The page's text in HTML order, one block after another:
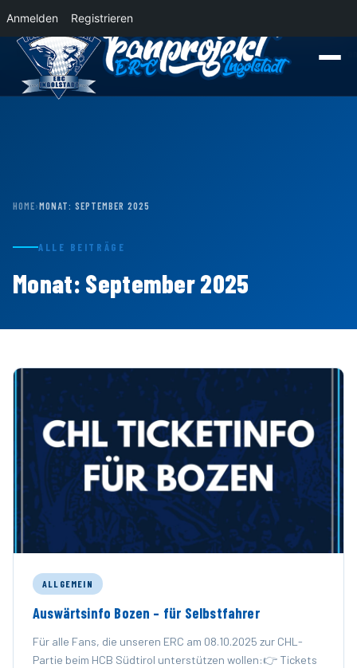
Anmelden Registrieren
NewsDer Panther Express 2026/2027 rollt nach Krefeld! Wohin rollt der
HOME›MONAT: SEPTEMBER 2025
ALLE BEITRÄGE
Monat: September 2025
ALLGEMEIN
Auswärtsinfo Bozen – für Selbstfahrer
Für alle Fans, die unseren ERC am 08.10.2025 zur CHL-
Partie beim HCB Südtirol unterstützen wollen:👉 Tickets